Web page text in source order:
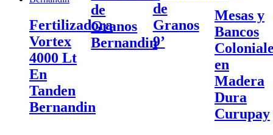
Fertilizadora
Vortex
4000 Lt
En
Tanden
Bernandin
de
Granos
Bernandin
de
Granos
9’
Mesas y
Bancos
en
Madera
Dura
Curupay